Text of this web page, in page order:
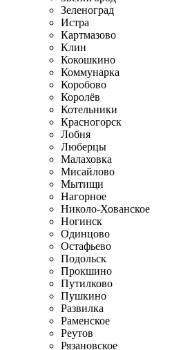
Зеленоград
Истра
Картмазово
Клин
Кокошкино
Коммунарка
Коробово
Королёв
Котельники
Красногорск
Лобня
Люберцы
Малаховка
Мисайлово
Мытищи
Нагорное
Николо-Хованское
Ногинск
Одинцово
Остафьево
Подольск
Прокшино
Путилково
Пушкино
Развилка
Раменское
Реутов
Рязановское